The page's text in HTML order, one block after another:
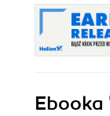
Ebooka